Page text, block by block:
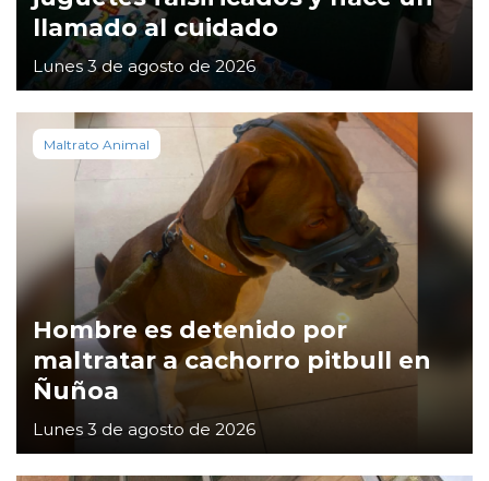
llamado al cuidado
Lunes 3 de agosto de 2026
Maltrato Animal
Hombre es detenido por
maltratar a cachorro pitbull en
Ñuñoa
Lunes 3 de agosto de 2026